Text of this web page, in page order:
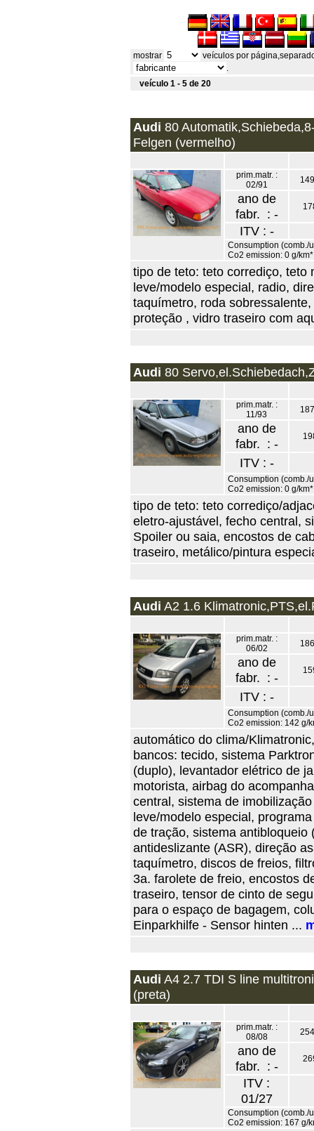
mostrar
veículos por
.
veículo 1 - 5 de 20
Audi 80
Felgen (vermelho)
prim.matr. :
02/91
ano de
fabr. : -
ITV : -
Consumption (comb./
Co2 emission: 0 g/km*
tipo de teto: teto corrediço, teto
leve/modelo especial, radio,
taquímetro, roda
proteção , vidro traseiro com
Audi 80
prim.matr. :
11/93
ano de
fabr. : -
ITV : -
Consumption (comb./
Co2 emission: 0 g/km*
tipo de teto: teto corrediço/
eletro-ajustável, fecho central,
Spoiler ou saia, encostos de
traseiro, metálico/pintura
Audi A2 1.6
prim.matr. :
06/02
ano de
fabr. : -
ITV : -
Consumption (comb./
Co2 emission: 142 g/
automático do clima/
bancos: tecido, sistema
(duplo), levantador elétrico de
motorista, airbag do
central, sistema de
leve/modelo especial,
de tração, sistema
antideslizante (ASR), direção
taquímetro, discos de freios,
3a. farolete de freio, encostos
traseiro, tensor de cinto de
para o espaço de bagagem,
Einparkhilfe - Sensor hinten ...
Audi A4 2.7 TDI S line
(preta)
prim.matr. :
08/08
ano de
fabr. : -
ITV :
01/27
Consumption (comb./
Co2 emission: 167 g/